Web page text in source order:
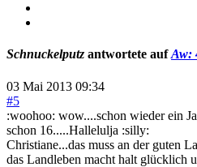
Schnuckelputz antwortete aufAw:
03 Mai 2013 09:34
#5
:woohoo: wow....schon wieder ein
schon 16.....Hallelulja :silly:
Christiane...das muss an der guten
das Landleben macht halt glücklich